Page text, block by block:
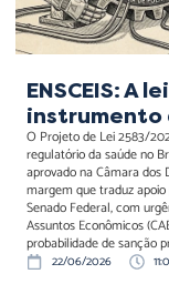
ENSCEIS: A
instrumento
O Projeto de Lei 2583/
regulatório da saúde no
aprovado na Câmara
margem que traduz
Senado Federal, com
Assuntos Econômicos
probabilidade de sanção
22/06/2026